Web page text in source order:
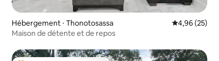
Hébergement ⋅ Thonotosassa Évaluation
4,96 (25)
Maison de détente et de repos